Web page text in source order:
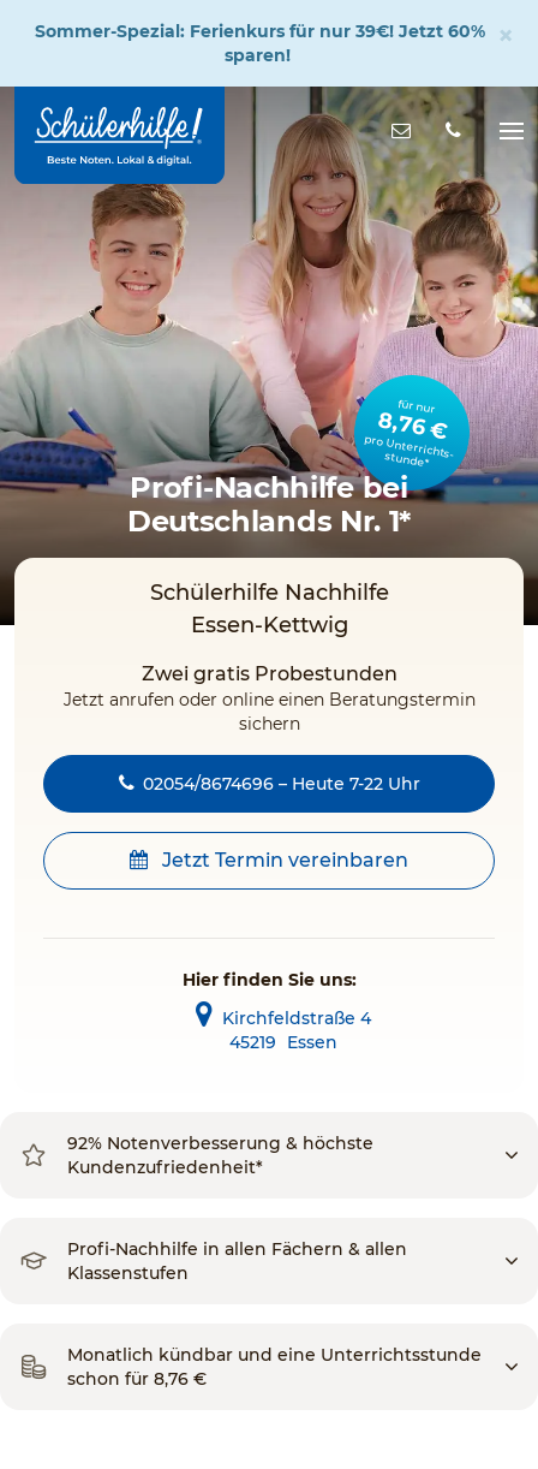
Hauptinhalt
Nachricht
für nur
8,76 €
pro Unterrichts­stunde*
Profi-Nachhilfe bei
Deutschlands Nr. 1*
Schülerhilfe Nachhilfe
Essen-Kettwig
Zwei gratis Probestunden
Jetzt anrufen oder online einen Beratungstermin
sichern
02054/8674696 – Heute 7-22 Uhr
Jetzt Termin vereinbaren
Hier finden Sie uns:
Kirchfeldstraße 4
45219
Essen
Sommer-Spezial: Ferienkurs für nur 39€! Jetzt 60%
sparen!
×
92% Notenverbesserung & höchste
Kundenzufriedenheit*
Profi-Nachhilfe in allen Fächern & allen
Klassenstufen
Monatlich kündbar und eine Unterrichtsstunde
schon für 8,76 €